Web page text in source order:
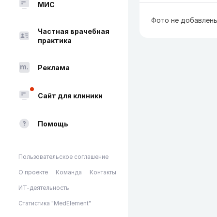
МИС
Частная врачебная
практика
Реклама
Сайт для клиники
Помощь
Пользовательское соглашение
О проекте Команда Контакты
ИТ-деятельность
Статистика "MedElement"
Фото не